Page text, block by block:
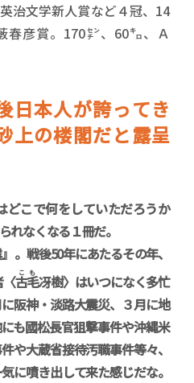
治文学新人賞など４冠、14
春彦賞。170㌢、60㌔、Ａ
日本人が誇ってき
上の楼閣だと露呈
どこで何をしていただろうか
れなくなる１冊だ。
。戦後50年にあたるその年、
古毛
こも 冴樹〉はいつになく多忙
阪神・淡路大震災、３月に地
も國松長官狙撃事件や沖縄米
や大蔵省接待汚職事件等々、
に噴き出して来た感じだな。